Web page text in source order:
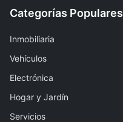
Categorías Populares
Inmobiliaria
Vehículos
Electrónica
Hogar y Jardín
Servicios